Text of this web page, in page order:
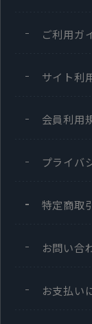
ご利用ガ
サイト利
会員利用
プライバ
特定商取
お問い合
お支払い